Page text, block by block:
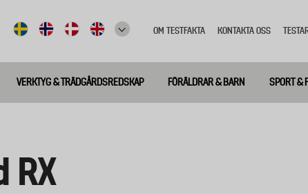
meny
OM TESTFAKTA KONTAKTA OSS
VERKTYG & TRÄDGÅRDSREDSKAP FÖRÄLDRAR & BARN SPORT &
RX